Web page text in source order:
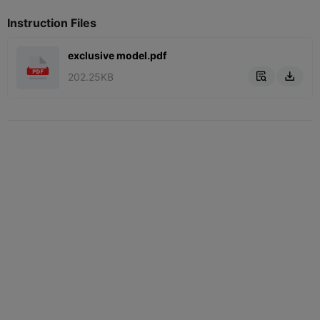
Instruction Files
exclusive model.pdf
202.25KB
 